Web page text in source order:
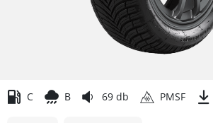
C B 69 db PMSF